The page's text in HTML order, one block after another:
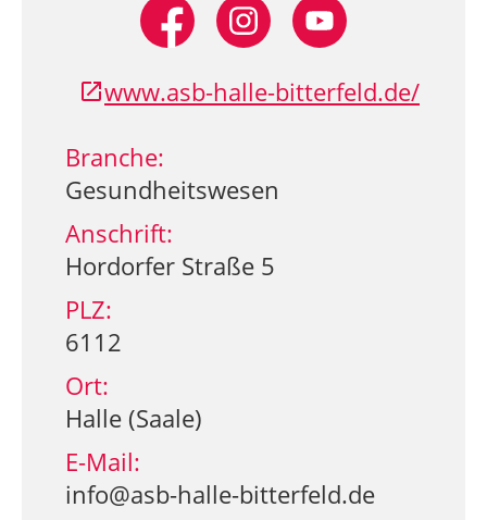
www.asb-halle-bitterfeld.de/
Branche:
Gesundheitswesen
Anschrift:
Hordorfer Straße 5
PLZ:
6112
Ort:
Halle (Saale)
E-Mail:
info@asb-halle-bitterfeld.de